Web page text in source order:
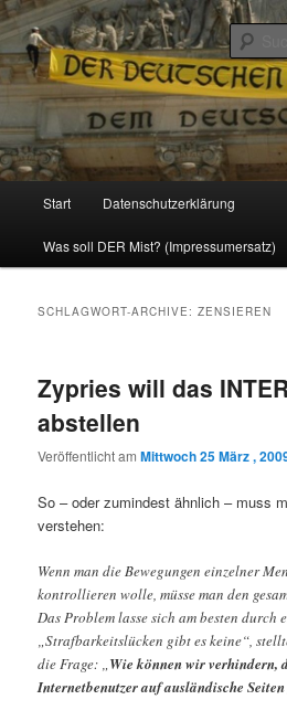
Reizzentrum
Politik, Wirtschaft, Soziales und
Zum
Inhalt
Zum
sekundären
Start Datenschutzerklärung
Was soll DER Mist? (Impressumersatz)
SCHLAGWORT-ARCHIVE:ZENSIEREN
Zypries will das
abstellen
Veröffentlicht amMittwoch 25 März ,
So – oder zumindest ähnlich – muss
verstehen:
Wenn man die Bewegungen einzelner
kontrollieren wolle, müsse man den
Das Problem lasse sich am besten durch
„Strafbarkeitslücken gibt es keine“,
die Frage: „Wie können wir verhindern,
Internetbenutzer auf ausländische